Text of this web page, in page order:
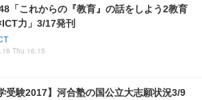
「これからの『教育』の話をしよう2教育
力」3/17発刊
Thu 16:15
受験2017】河合塾の国公立大志願状況3/9